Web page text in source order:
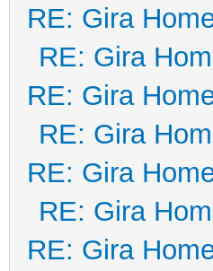
RE: Gira
RE: Gira
RE: Gira
RE: Gira
RE: Gira
RE: Gira
RE: Gira